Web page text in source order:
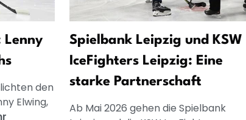
Lenny
den
Elwing,
Spielbank Leipzig und KSW
IceFighters Leipzig: Eine
starke Partnerschaft
Ab Mai 2026 gehen die Spielbank